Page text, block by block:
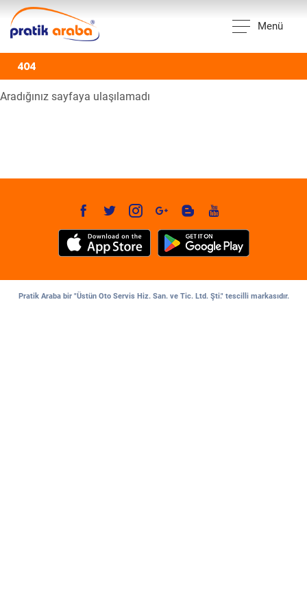
Menü
404
Aradığınız sayfaya ulaşılamadı
Pratik Araba bir "Üstün Oto Servis Hiz. San. ve Tic. Ltd. Şti." tescilli markasıdır.